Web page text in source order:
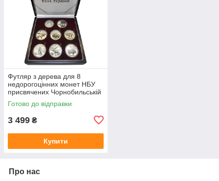
Футляр з дерева для 8
недорогоцінних монет НБУ
присвячених Чорнобильській
катастрофі
Готово до відправки
3 499 ₴
Купити
Про нас